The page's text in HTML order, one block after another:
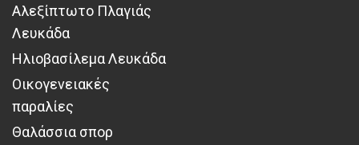
Αλεξίπτωτο Πλαγιάς
Λευκάδα
Ηλιοβασίλεμα Λευκάδα
Οικογενειακές
παραλίες
Θαλάσσια σπορ